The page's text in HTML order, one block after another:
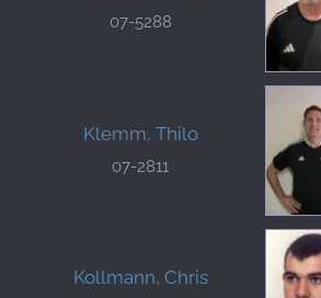
07-5288
Klemm, Thilo
07-2811
Kollmann, Chris